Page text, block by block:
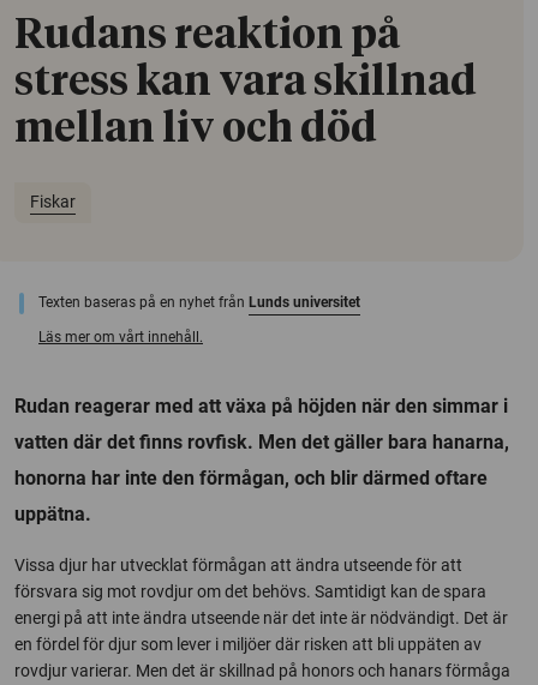
Rudans reaktion på
stress kan vara skillnad
mellan liv och död
Fiskar
Texten baseras på en nyhet från Lunds universitet
Läs mer om vårt innehåll.
Rudan reagerar med att växa på höjden när den simmar i
vatten där det finns rovfisk. Men det gäller bara hanarna,
honorna har inte den förmågan, och blir därmed oftare
uppätna.
Vissa djur har utvecklat förmågan att ändra utseende för att
försvara sig mot rovdjur om det behövs. Samtidigt kan de spara
energi på att inte ändra utseende när det inte är nödvändigt. Det är
en fördel för djur som lever i miljöer där risken att bli uppäten av
rovdjur varierar. Men det är skillnad på honors och hanars förmåga